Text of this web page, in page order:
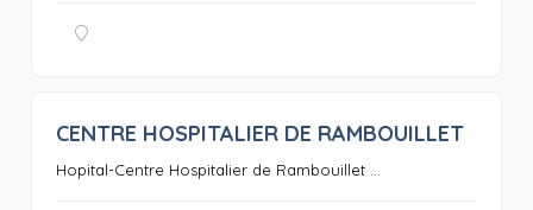
0
CENTRE HOSPITALIER DE RAMBOUILLET
Hopital-Centre Hospitalier de Rambouillet ...